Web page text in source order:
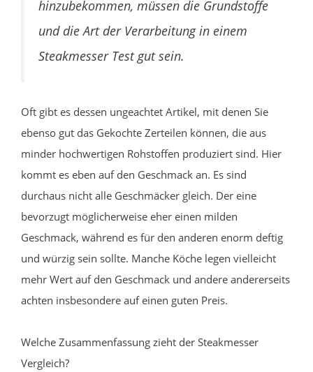
hinzubekommen, müssen die Grundstoffe
und die Art der Verarbeitung in einem
Steakmesser Test gut sein.
Oft gibt es dessen ungeachtet Artikel, mit denen Sie
ebenso gut das Gekochte Zerteilen können, die aus
minder hochwertigen Rohstoffen produziert sind. Hier
kommt es eben auf den Geschmack an. Es sind
durchaus nicht alle Geschmäcker gleich. Der eine
bevorzugt möglicherweise eher einen milden
Geschmack, während es für den anderen enorm deftig
und würzig sein sollte. Manche Köche legen vielleicht
mehr Wert auf den Geschmack und andere andererseits
achten insbesondere auf einen guten Preis.
Welche Zusammenfassung zieht der Steakmesser
Vergleich?